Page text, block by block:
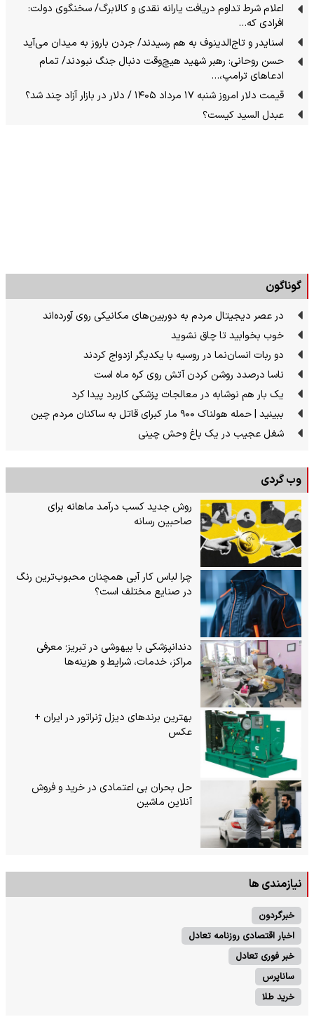
اعلام شرط تداوم دریافت یارانه نقدی و کالابرگ/ سخنگوی دولت:
افرادی که…
اسنایدر و تاج‌الدینوف به هم رسیدند/ جردن باروز به میدان می‌آید
حسن روحانی: رهبر شهید هیچ‌وقت دنبال جنگ نبودند/ تمام
ادعاهای ترامپ،…
قیمت دلار امروز شنبه ۱۷ مرداد ۱۴۰۵ / دلار در بازار آزاد چند شد؟
عبدل السید کیست؟
گوناگون
در عصر دیجیتال مردم به دوربین‌های مکانیکی روی آورده‌اند
خوب بخوابید تا چاق نشوید
دو ربات انسان‌نما در روسیه با یکدیگر ازدواج کردند
ناسا درصدد روشن کردن آتش روی کره ماه است
یک بار هم نوشابه در معالجات پزشکی کاربرد پیدا کرد
ببینید | حمله هولناک ۹۰۰ مار کبرای قاتل به ساکنان مردم چین
شغل عجیب در یک باغ وحش چینی
وب گردی
روش جدید کسب درآمد ماهانه برای
صاحبین رسانه
چرا لباس کار آبی همچنان محبوب‌ترین رنگ
در صنایع مختلف است؟
دندانپزشکی با بیهوشی در تبریز؛ معرفی
مراکز، خدمات، شرایط و هزینه‌ها
بهترین برندهای دیزل ژنراتور در ایران +
عکس
حل بحران بی‌ اعتمادی در خرید و فروش
آنلاین ماشین
نیازمندی ها
خبرگردون
اخبار اقتصادی روزنامه تعادل
خبر فوری تعادل
ساناپرس
خرید طلا